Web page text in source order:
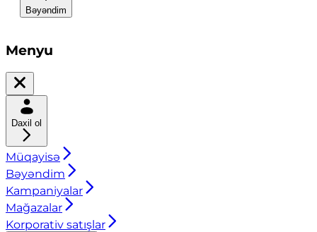
Bəyəndim
Menyu
Daxil ol
Müqayisə
Bəyəndim
Kampaniyalar
Mağazalar
Korporativ satışlar